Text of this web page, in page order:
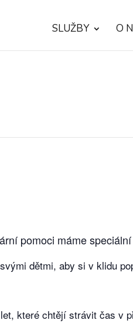
SLUŽBY O
pomoci máme
dětmi, aby si v klidu
které chtějí strávit čas v